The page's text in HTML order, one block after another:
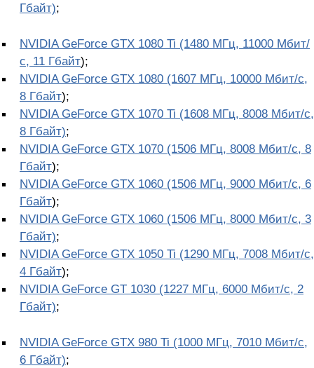
Гбайт);
NVIDIA GeForce GTX 1080 Ti (1480 МГц, 11000 Мбит/
с, 11 Гбайт);
NVIDIA GeForce GTX 1080 (1607 МГц, 10000 Мбит/с,
8 Гбайт);
NVIDIA GeForce GTX 1070 Ti (1608 МГц, 8008 Мбит/с,
8 Гбайт);
NVIDIA GeForce GTX 1070 (1506 МГц, 8008 Мбит/с, 8
Гбайт);
NVIDIA GeForce GTX 1060 (1506 МГц, 9000 Мбит/с, 6
Гбайт);
NVIDIA GeForce GTX 1060 (1506 МГц, 8000 Мбит/с, 3
Гбайт);
NVIDIA GeForce GTX 1050 Ti (1290 МГц, 7008 Мбит/с,
4 Гбайт);
NVIDIA GeForce GT 1030 (1227 МГц, 6000 Мбит/с, 2
Гбайт);
NVIDIA GeForce GTX 980 Ti (1000 МГц, 7010 Мбит/с,
6 Гбайт);